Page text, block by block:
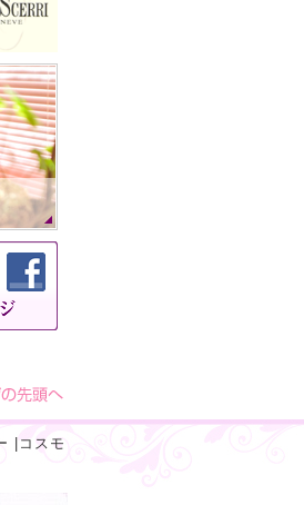
コスモ